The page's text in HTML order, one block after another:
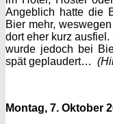
Angeblich hatte die
Bier mehr,
dort eher kurz
wurde jedoch bei
spät geplaudert…
Montag, 7. Oktober